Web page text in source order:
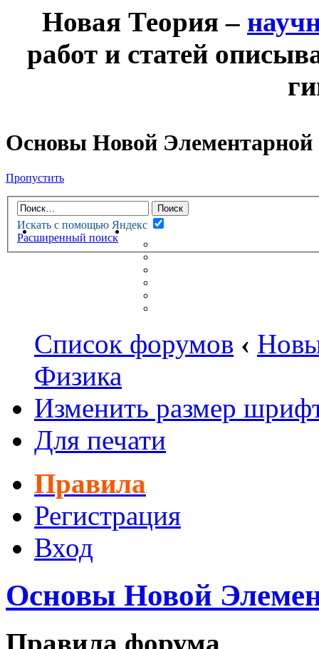
Новая Теория –
работ и статей
Основы Новой
Пропустить
Искать с помощью Яндекс
Расширенный поиск
НОВАЯ ТЕОРИЯФОРУМ
НЕПРОЧИТАННЫЕ
Список форумов ‹
Физика
Изменить размер
Для печати
Правила
Регистрация
Вход
Основы Новой
Правила форума